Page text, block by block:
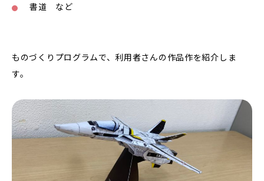
書道 など
ものづくりプログラムで、利用者さんの作品作を紹介しま
す。